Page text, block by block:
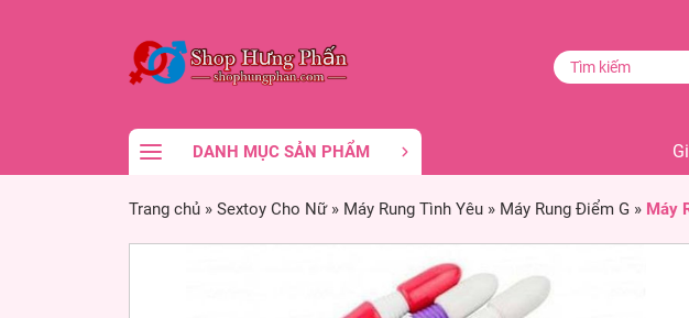
DANH MỤC SẢN PHẨM
Trang chủ » Sextoy Cho Nữ» Máy Rung Tình Yêu » Máy Rung Điểm G » Máy